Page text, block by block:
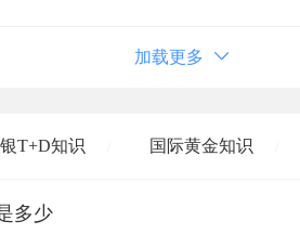
加载更多
T+D知识 国际黄金知识
粤贵银知识
多少